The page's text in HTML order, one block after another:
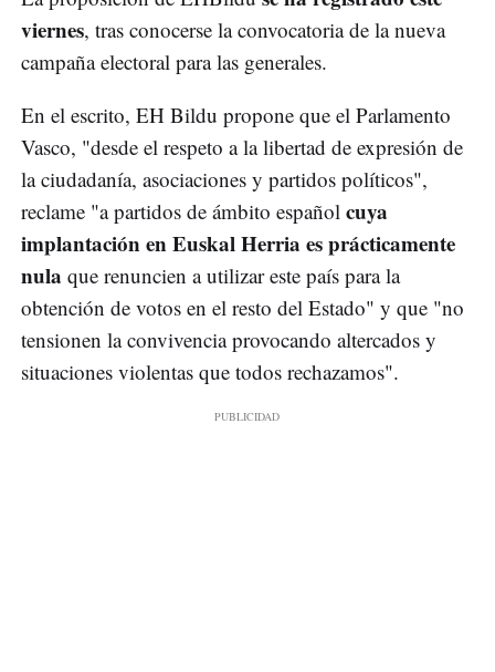
viernes, tras conocerse la convocatoria de la nueva
campaña electoral para las generales.
En el escrito, EH Bildu propone que el Parlamento
Vasco, "desde el respeto a la libertad de expresión de
la ciudadanía, asociaciones y partidos políticos",
reclame "a partidos de ámbito español cuya
implantación en Euskal Herria es prácticamente
nula que renuncien a utilizar este país para la
obtención de votos en el resto del Estado" y que "no
tensionen la convivencia provocando altercados y
situaciones violentas que todos rechazamos".